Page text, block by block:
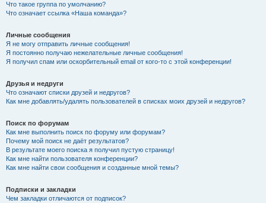
Что такое группа по умолчанию?
Что означает ссылка «Наша команда»?
Личные сообщения
Я не могу отправить личные сообщения!
Я постоянно получаю нежелательные личные сообщения!
Я получил спам или оскорбительный email от кого-то с этой конференции!
Друзья и недруги
Что означают списки друзей и недругов?
Как мне добавлять/удалять пользователей в списках моих друзей и недругов?
Поиск по форумам
Как мне выполнить поиск по форуму или форумам?
Почему мой поиск не даёт результатов?
В результате моего поиска я получил пустую страницу!
Как мне найти пользователя конференции?
Как мне найти свои сообщения и созданные мной темы?
Подписки и закладки
Чем закладки отличаются от подписок?